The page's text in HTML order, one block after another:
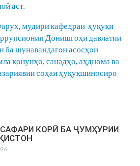
аст.
мудири кафедраи ҳуқуқи
Донишгоҳи давлатии
ба шунавандагон асосҳои
қонунҳо, санадҳо, аҳднома ва
соҳаи ҳуқуқшиносиро
САФАРИ КОРӢ БА ҶУМҲУРИИ